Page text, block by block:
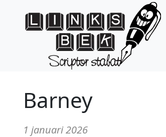
Barney
1 januari 2026